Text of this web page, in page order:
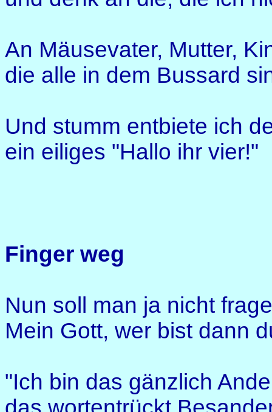
An Mäusevater, Mutter,
die alle in dem Bussard
Und stumm entbiete ich
ein eiliges "Hallo ihr vier!"
Finger weg
Nun soll man ja nicht
Mein Gott, wer bist dann
"Ich bin das gänzlich